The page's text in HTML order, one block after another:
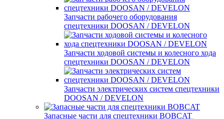
Запчасти рабочего оборудования
спецтехники DOOSAN / DEVELON
Запчасти ходовой системы и колесного хода
спецтехники DOOSAN / DEVELON
Запчасти электрических систем спецтехники
DOOSAN / DEVELON
Запасные части для спецтехники BOBCAT